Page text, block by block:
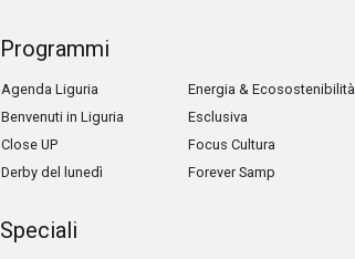
Programmi
Agenda Liguria
Benvenuti in Liguria
Close UP
Derby del lunedì
Energia & Ecosostenibilità
Esclusiva
Focus Cultura
Forever Samp
Speciali